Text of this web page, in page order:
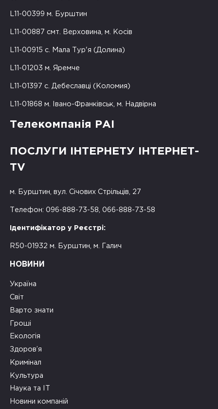
L11-00399 м. Бурштин
L11-00887 смт. Верховина, м. Косів
L11-00915 с. Мала Тур'я (Долина)
L11-01203 м. Яремче
L11-01397 с. Дебеславці (Коломия)
L11-01868 м. Івано-Франківськ, м. Надвірна
Телекомпанія РАІ
ПОСЛУГИ ІНТЕРНЕТУ ІНТЕРНЕТ-
TV
м. Бурштин, вул. Січових Стрільців, 27
Телефон: 096-888-73-58, 066-888-73-58
Ідентифікатор у Реєстрі:
R50-01932 м. Бурштин, м. Галич
НОВИНИ
Україна
Світ
Варто знати
Гроші
Екологія
Здоров’я
Кримінал
Культура
Наука та ІТ
Новини компаній